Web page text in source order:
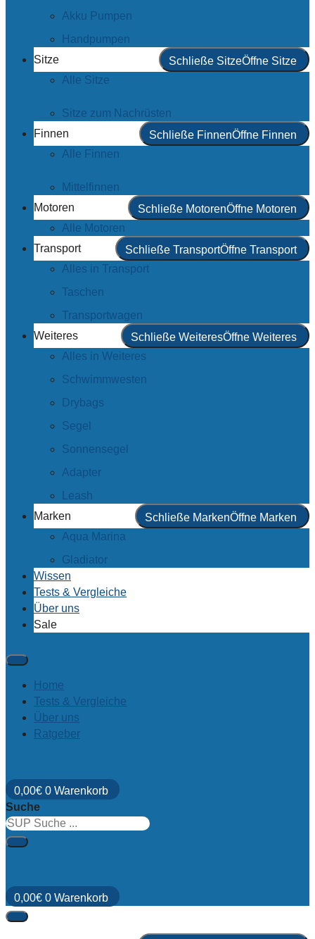
Akku Pumpen
Handpumpen
Sitze
Schließe SitzeÖffne Sitze
Alle Sitze
Sitze zum Nachrüsten
Finnen
Schließe FinnenÖffne Finnen
Alle Finnen
Mittelfinnen
Motoren
Schließe MotorenÖffne Motoren
Alle Motoren
Transport
Schließe TransportÖffne Transport
Alles in Transport
Taschen
Transportwagen
Weiteres
Schließe WeiteresÖffne Weiteres
Alles in Weiteres
Schwimmwesten
Drybags
Segel
Sonnensegel
Adapter
Leash
Marken
Schließe MarkenÖffne Marken
Aqua Marina
Gladiator
Wissen
Tests & Vergleiche
Über uns
Sale
Home
Tests & Vergleiche
Über uns
Ratgeber
0,00€ 0 Warenkorb
Suche
0,00€ 0 Warenkorb